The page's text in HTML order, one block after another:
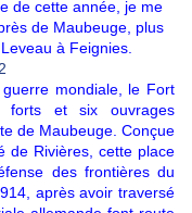
de cette année, je me
de Maubeuge, plus
à Feignies.
mondiale, le Fort
forts et six ouvrages
de Maubeuge. Conçue
de Rivières, cette place
des frontières du
après avoir traversé